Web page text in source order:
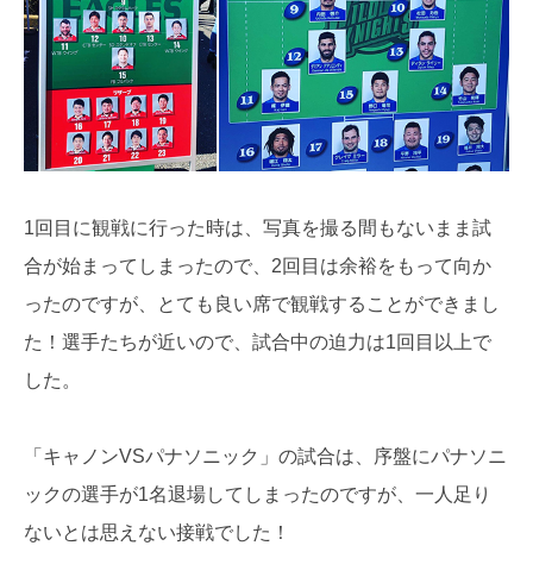
1回目に観戦に行った時は、写真を撮る間もないまま試
合が始まってしまったので、2回目は余裕をもって向か
ったのですが、とても良い席で観戦することができまし
た！選手たちが近いので、試合中の迫力は1回目以上で
した。
「キャノンVSパナソニック」の試合は、序盤にパナソニ
ックの選手が1名退場してしまったのですが、一人足り
ないとは思えない接戦でした！